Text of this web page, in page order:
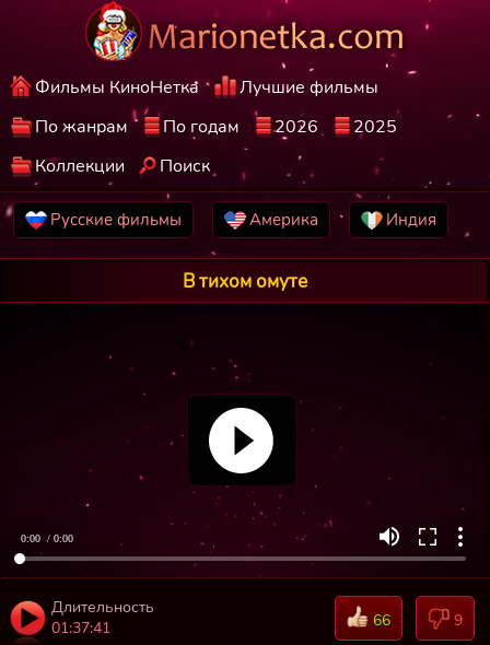
Фильмы КиноНетка
Лучшие фильмы
По жанрам
По годам 2026
2025
Коллекции
Поиск
Русские фильмы Америка Индия
В тихом омуте
0:00 / 0:00
Длительность
01:37:41
66 9